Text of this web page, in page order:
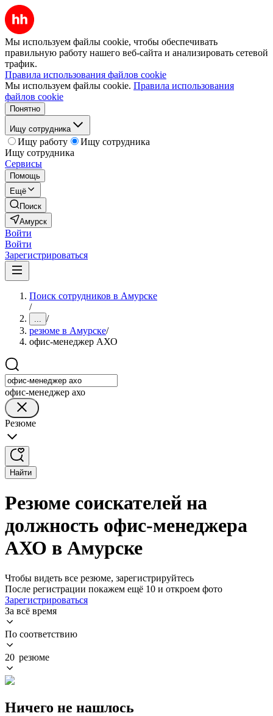
Мы используем файлы cookie, чтобы обеспечивать
правильную работу нашего веб-сайта и анализировать сетевой
трафик.
Правила использования файлов cookie
Мы используем файлы cookie. Правила использования
файлов cookie
Понятно
Ищу сотрудника
Ищу работу
Ищу сотрудника
Ищу сотрудника
Сервисы
Помощь
Ещё
Поиск
Амурск
Войти
Войти
Зарегистрироваться
Поиск сотрудников в Амурске
/
... /
резюме в Амурске/
офис-менеджер АХО
офис-менеджер ахо
Резюме
Найти
Резюме соискателей на
должность офис-менеджера
АХО в Амурске
Чтобы видеть все резюме, зарегистрируйтесь
После регистрации покажем ещё 10 и откроем фото
Зарегистрироваться
За всё время
По соответствию
20 резюме
Ничего не нашлось